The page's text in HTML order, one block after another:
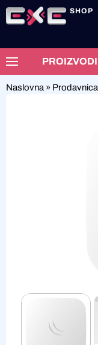
SHOP
PROIZVODI
Naslovna » Prodavnica